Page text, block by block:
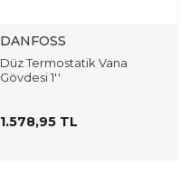
DANFOSS
Düz Termostatik Vana
Gövdesi 1''
1.578,95 TL